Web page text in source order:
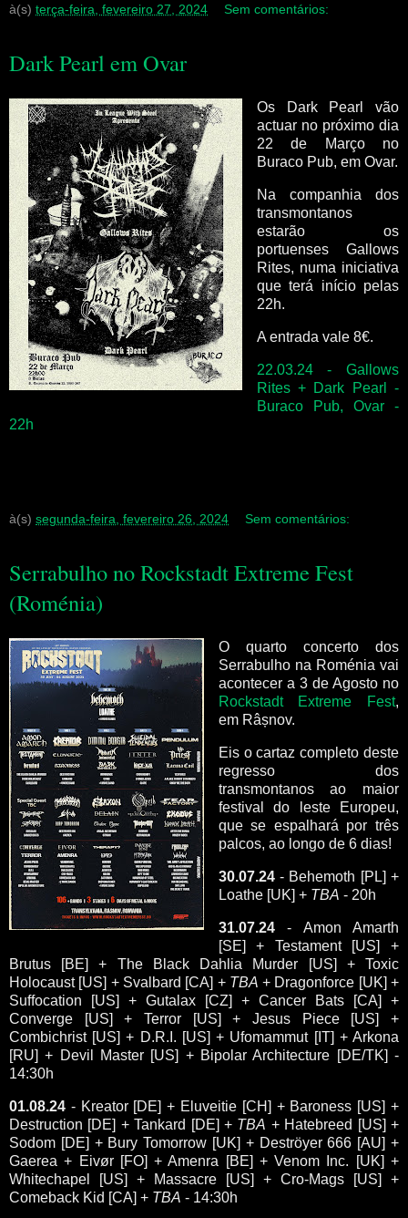
à(s) terça-feira, fevereiro 27, 2024 Sem comentários:
Dark Pearl em Ovar
Os Dark Pearl vão
actuar no próximo dia
22 de Março no
Buraco Pub, em Ovar.
Na companhia dos
transmontanos
estarão os
portuenses Gallows
Rites, numa iniciativa
que terá início pelas
22h.
A entrada vale 8€.
22.03.24 - Gallows
Rites + Dark Pearl -
Buraco Pub, Ovar -
22h
à(s) segunda-feira, fevereiro 26, 2024 Sem comentários:
Serrabulho no Rockstadt Extreme Fest
(Roménia)
O quarto concerto dos
Serrabulho na Roménia vai
acontecer a 3 de Agosto no
Rockstadt Extreme Fest,
em Râșnov.
Eis o cartaz completo deste
regresso dos
transmontanos ao maior
festival do leste Europeu,
que se espalhará por três
palcos, ao longo de 6 dias!
30.07.24- Behemoth [PL] +
Loathe [UK] +TBA - 20h
31.07.24- Amon Amarth
[SE] + Testament [US] +
Brutus [BE] + The Black Dahlia Murder [US] + Toxic
Holocaust [US] + Svalbard [CA] + TBA + Dragonforce [UK] +
Suffocation [US] + Gutalax [CZ] + Cancer Bats [CA] +
Converge [US] + Terror [US] + Jesus Piece [US] +
Combichrist [US] + D.R.I. [US] + Ufomammut [IT] + Arkona
[RU] + Devil Master [US] + Bipolar Architecture [DE/TK] -
14:30h
01.08.24 - Kreator [DE] + Eluveitie [CH] + Baroness [US] +
Destruction [DE] + Tankard [DE] + TBA + Hatebreed [US] +
Sodom [DE] + Bury Tomorrow [UK] + Deströyer 666 [AU] +
Gaerea + Eivør [FO] + Amenra [BE] + Venom Inc. [UK] +
Whitechapel [US] + Massacre [US] + Cro-Mags [US] +
Comeback Kid [CA] + TBA - 14:30h